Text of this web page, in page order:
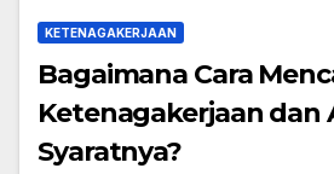
KETENAGAKERJAAN
Bagaimana Cara
Ketenagakerjaan dan
Syaratnya?